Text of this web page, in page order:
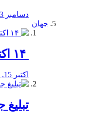
دسامبر 23, 2019
جهان
اکتبر 15, 2019